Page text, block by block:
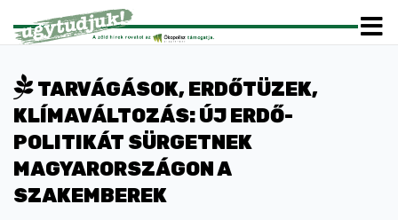
TARVÁGÁSOK, ERDŐTÜZEK,
KLÍMAVÁLTOZÁS: ÚJ ERDŐ-
POLITIKÁT SÜRGETNEK
MAGYARORSZÁGON A
SZAKEMBEREK